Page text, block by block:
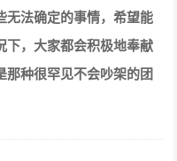
无法确定的事情，希望能
下，大家都会积极地奉献
那种很罕见不会吵架的团